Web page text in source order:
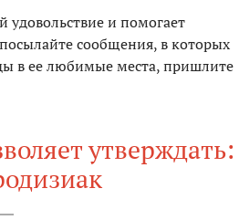
удовольствие и помогает
сообщения, в которых
в ее любимые места, пришлите
утверждать: